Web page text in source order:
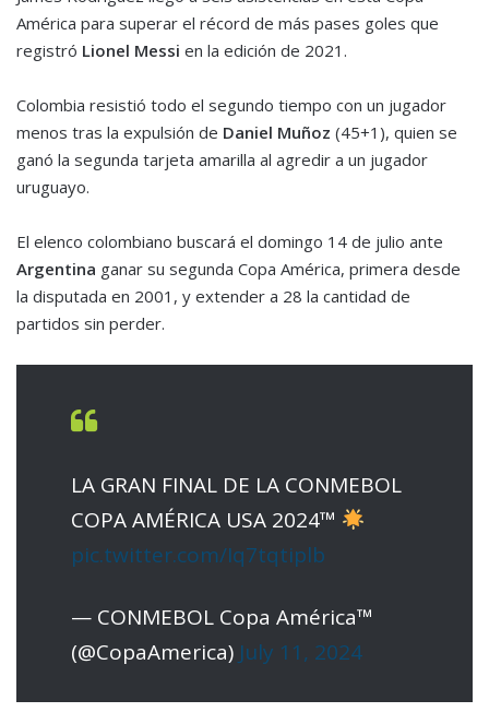
América para superar el récord de más pases goles que
registró Lionel Messi en la edición de 2021.
Colombia resistió todo el segundo tiempo con un jugador
menos tras la expulsión de Daniel Muñoz (45+1), quien se
ganó la segunda tarjeta amarilla al agredir a un jugador
uruguayo.
El elenco colombiano buscará el domingo 14 de julio ante
Argentina ganar su segunda Copa América, primera desde
la disputada en 2001, y extender a 28 la cantidad de
partidos sin perder.
LA GRAN FINAL DE LA CONMEBOL
COPA AMÉRICA USA 2024™
pic.twitter.com/Iq7tqtiplb
— CONMEBOL Copa América™️
(@CopaAmerica) July 11, 2024